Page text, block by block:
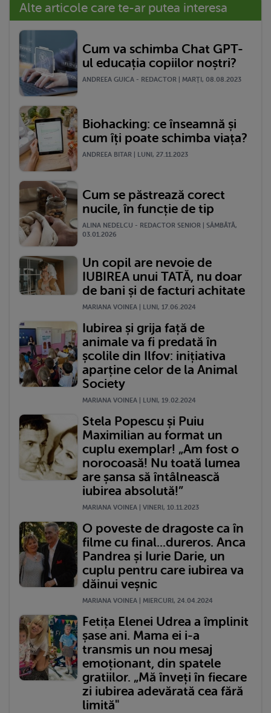
Alte articole care te-ar putea interesa
Cum va schimba Chat GPT-
ul educația copiilor noștri?
ANDREEA GUICA - REDACTOR | MARŢI, 08.08.2023
Biohacking: ce înseamnă și
cum îți poate schimba viața?
ANDREEA BITAR | LUNI, 27.11.2023
Cum se păstrează corect
nucile, în funcție de tip
ALINA NEDELCU - REDACTOR SENIOR | SÂMBĂTĂ,
03.01.2026
Un copil are nevoie de
IUBIREA unui TATĂ, nu doar
de bani și de facturi achitate
MARIANA VOINEA | LUNI, 17.06.2024
Iubirea și grija față de
animale va fi predată în
școlile din Ilfov: inițiativa
aparține celor de la Animal
Society
MARIANA VOINEA | LUNI, 19.02.2024
Stela Popescu și Puiu
Maximilian au format un
cuplu exemplar! „Am fost o
norocoasă! Nu toată lumea
are șansa să întâlnească
iubirea absolută!”
MARIANA VOINEA | VINERI, 10.11.2023
O poveste de dragoste ca în
filme cu final...dureros. Anca
Pandrea și Iurie Darie, un
cuplu pentru care iubirea va
dăinui veșnic
MARIANA VOINEA | MIERCURI, 24.04.2024
Fetița Elenei Udrea a împlinit
șase ani. Mama ei i-a
transmis un nou mesaj
emoționant, din spatele
gratiilor. „Mă înveți în fiecare
zi iubirea adevărată cea fără
limită"